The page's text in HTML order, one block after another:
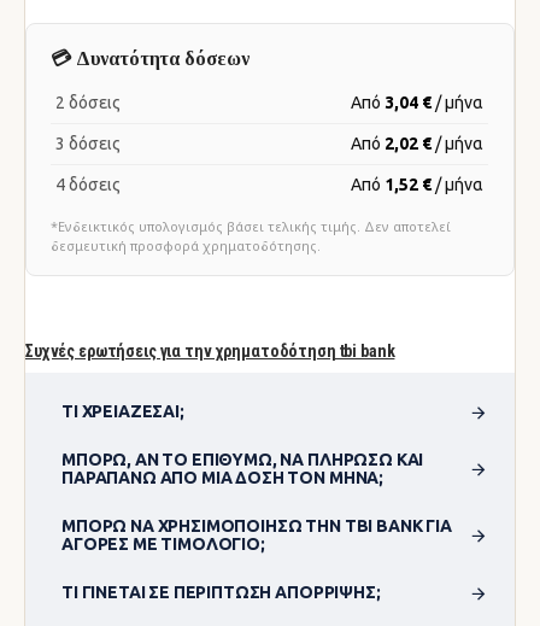
Συχνές ερωτήσεις για την χρηματοδότηση tbi bank
ΤΙ ΧΡΕΙΆΖΕΣΑΙ;
ΜΠΟΡΏ, ΑΝ ΤΟ ΕΠΙΘΥΜΏ, ΝΑ ΠΛΗΡΏΣΩ ΚΑΙ
ΠΑΡΑΠΆΝΩ ΑΠΌ ΜΊΑ ΔΌΣΗ ΤΟΝ ΜΉΝΑ;
ΜΠΟΡΏ ΝΑ ΧΡΗΣΙΜΟΠΟΊΗΣΩ ΤΗΝ TBI BANK ΓΙΑ
ΑΓΟΡΈΣ ΜΕ ΤΙΜΟΛΌΓΙΟ;
ΤΙ ΓΊΝΕΤΑΙ ΣΕ ΠΕΡΊΠΤΩΣΗ ΑΠΌΡΡΙΨΗΣ;
💳 Δυνατότητα δόσεων
2 δόσεις Από 3,04 € / μήνα
3 δόσεις Από 2,02 € / μήνα
4 δόσεις Από 1,52 € / μήνα
*Ενδεικτικός υπολογισμός βάσει τελικής τιμής. Δεν αποτελεί
δεσμευτική προσφορά χρηματοδότησης.